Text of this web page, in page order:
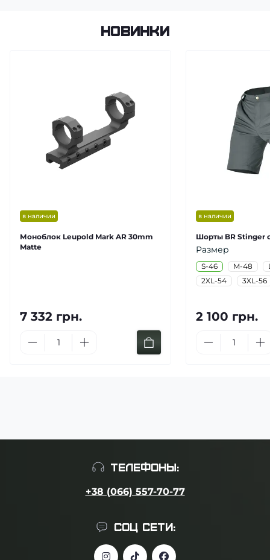
Новинки
в наличии
Моноблок Leupold Mark AR 30mm
Matte
7 332 грн.
в наличии
Шорты BR Stinger
Размер
S-46 M-48
2XL-54
3XL-56
2 100 грн.
ТЕЛЕФОНЫ:
+38 (066) 557-70-77
СОЦ СЕТИ: